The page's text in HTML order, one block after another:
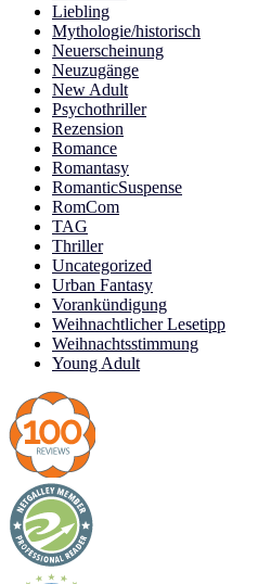
Liebling
Mythologie/historisch
Neuerscheinung
Neuzugänge
New Adult
Psychothriller
Rezension
Romance
Romantasy
RomanticSuspense
RomCom
TAG
Thriller
Uncategorized
Urban Fantasy
Vorankündigung
Weihnachtlicher Lesetipp
Weihnachtsstimmung
Young Adult